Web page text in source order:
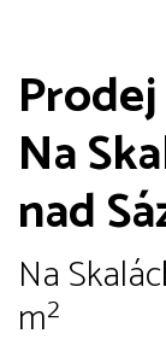
Na
nad
Na
m²